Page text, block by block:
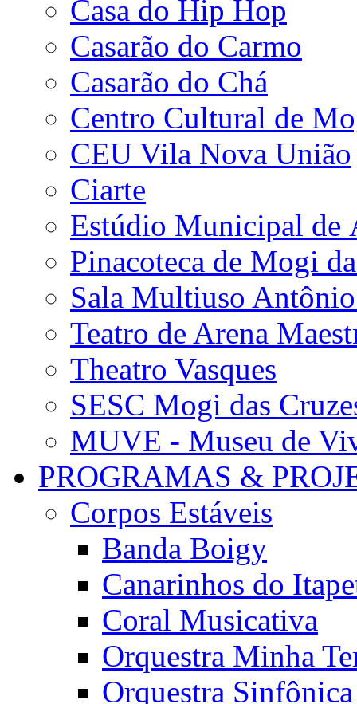
Casa do Hip Hop
Casarão do Carmo
Casarão do Chá
Centro Cultural de
CEU Vila Nova União
Ciarte
Estúdio Municipal de
Pinacoteca de Mogi
Sala Multiuso
Teatro de Arena
Theatro Vasques
SESC Mogi das
MUVE - Museu de
PROGRAMAS &
Corpos Estáveis
Banda Boigy
Canarinhos do
Coral Musicativa
Orquestra Minha
Orquestra